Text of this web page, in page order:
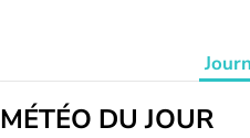
MÉTÉO DU JOUR